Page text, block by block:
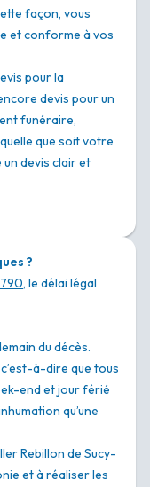
façon, vous
et conforme à vos
pour la
devis pour un
funéraire,
que soit votre
devis clair et
?
, le délai légal
du décès.
à-dire que tous
end et jour férié
qu’une
Rebillon de Sucy-
et à réaliser les